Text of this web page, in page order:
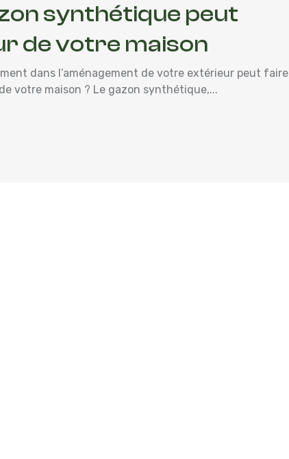
synthétique peut
de votre maison
dans l’aménagement de votre extérieur peut faire
votre maison ? Le gazon synthétique,...